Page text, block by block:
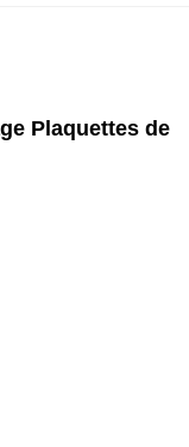
Plaquettes de